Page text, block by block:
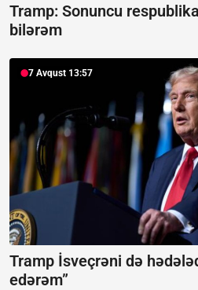
Tramp: Sonuncu
bilərəm
7 Avqust 13:57
Tramp İsveçrəni də
edərəm”